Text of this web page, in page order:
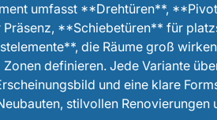
umfasst **Drehtüren**,
Präsenz, **Schiebetüren** für
die Räume groß
definieren. Jede Variante
und eine klare
stilvollen Renovierungen